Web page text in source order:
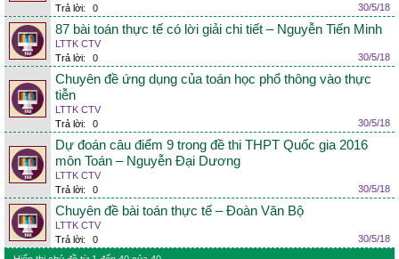
Trả lời:
0 30/5/18
87 bài toán thực tế có lời giải chi tiết – Nguyễn Tiến Minh
LTTK CTV
Trả lời:
0 30/5/18
Chuyên đề ứng dụng của toán học phổ thông vào thực
tiễn
LTTK CTV
Trả lời:
0 30/5/18
Dự đoán câu điểm 9 trong đề thi THPT Quốc gia 2016
môn Toán – Nguyễn Đại Dương
LTTK CTV
Trả lời:
0 30/5/18
Chuyên đề bài toán thực tế – Đoàn Văn Bộ
LTTK CTV
Trả lời:
0
30/5/18